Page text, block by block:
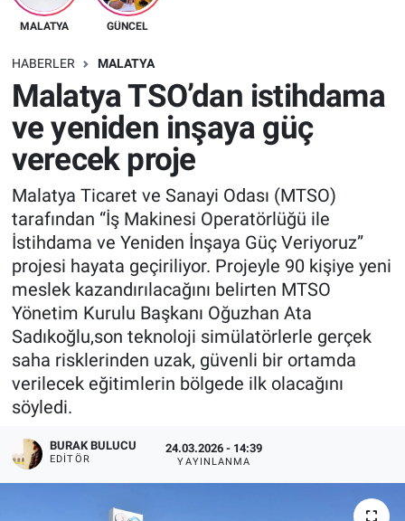
MALATYA GÜNCEL
HABERLER MALATYA
Malatya TSO’dan istihdama
ve yeniden inşaya güç
verecek proje
Malatya Ticaret ve Sanayi Odası (MTSO)
tarafından “İş Makinesi Operatörlüğü ile
İstihdama ve Yeniden İnşaya Güç Veriyoruz”
projesi hayata geçiriliyor. Projeyle 90 kişiye yeni
meslek kazandırılacağını belirten MTSO
Yönetim Kurulu Başkanı Oğuzhan Ata
Sadıkoğlu,son teknoloji simülatörlerle gerçek
saha risklerinden uzak, güvenli bir ortamda
verilecek eğitimlerin bölgede ilk olacağını
söyledi.
BURAK BULUCU
EDITÖR
24.03.2026 - 14:39
YAYINLANMA
SAĞLIK
DİĞER
EKONOMİ
Süper Lig Puan Durumu ve Fikstür
Tüm Manşetler
Son Dakika Haberleri
Haber Arşivi